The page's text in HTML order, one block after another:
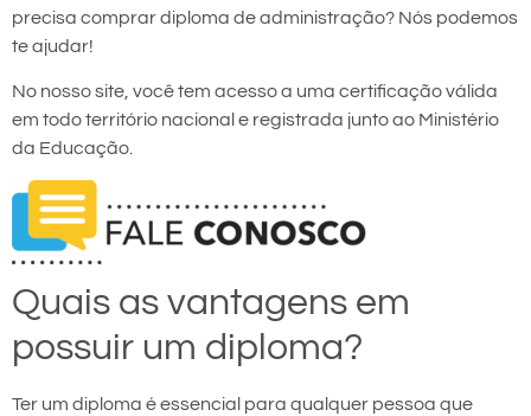
precisa comprar diploma de administração? Nós podemos
te ajudar!
No nosso site, você tem acesso a uma certificação válida
em todo território nacional e registrada junto ao Ministério
da Educação.
Quais as vantagens em
possuir um diploma?
Ter um diploma é essencial para qualquer pessoa que